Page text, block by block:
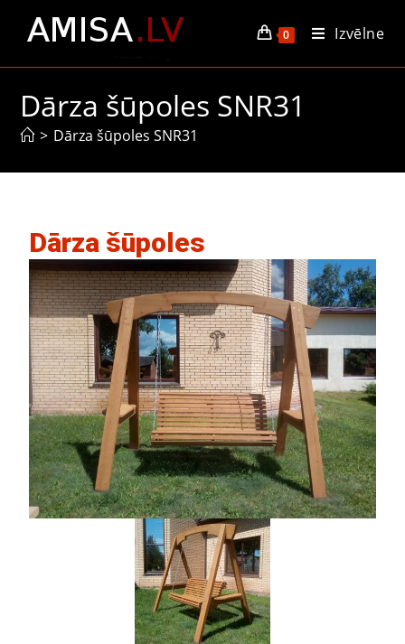
0 Izvēlne
Dārza šūpoles SNR31
> Dārza šūpoles SNR31
Dārza šūpoles